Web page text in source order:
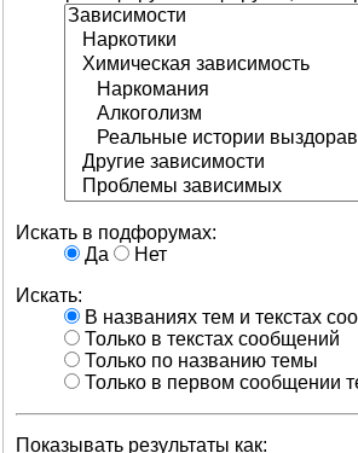
Искать в подфорумах:
Да
Нет
Искать:
В названиях тем и текстах
Только в текстах сообщений
Только по названию темы
Только в первом сообщении
Показывать результаты как: